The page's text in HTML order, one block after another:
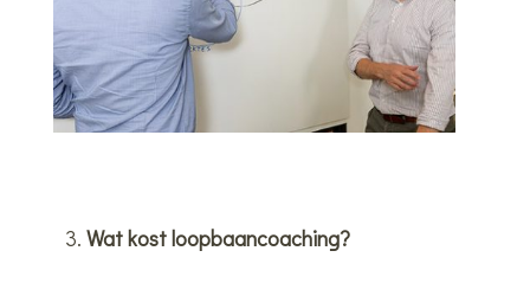
Wat kost loopbaancoaching?